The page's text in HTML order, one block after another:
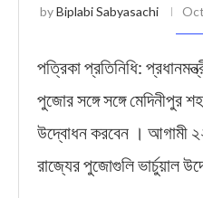
byBiplabi Sabyasachi
পত্রিকা প্রতিনিধি:
পুজোর সঙ্গে সঙ্গে মেদিনীপুর
উদ্বোধন করবেন । আগামী
রাজ্যের পুজোগুলি ভার্চুয়াল